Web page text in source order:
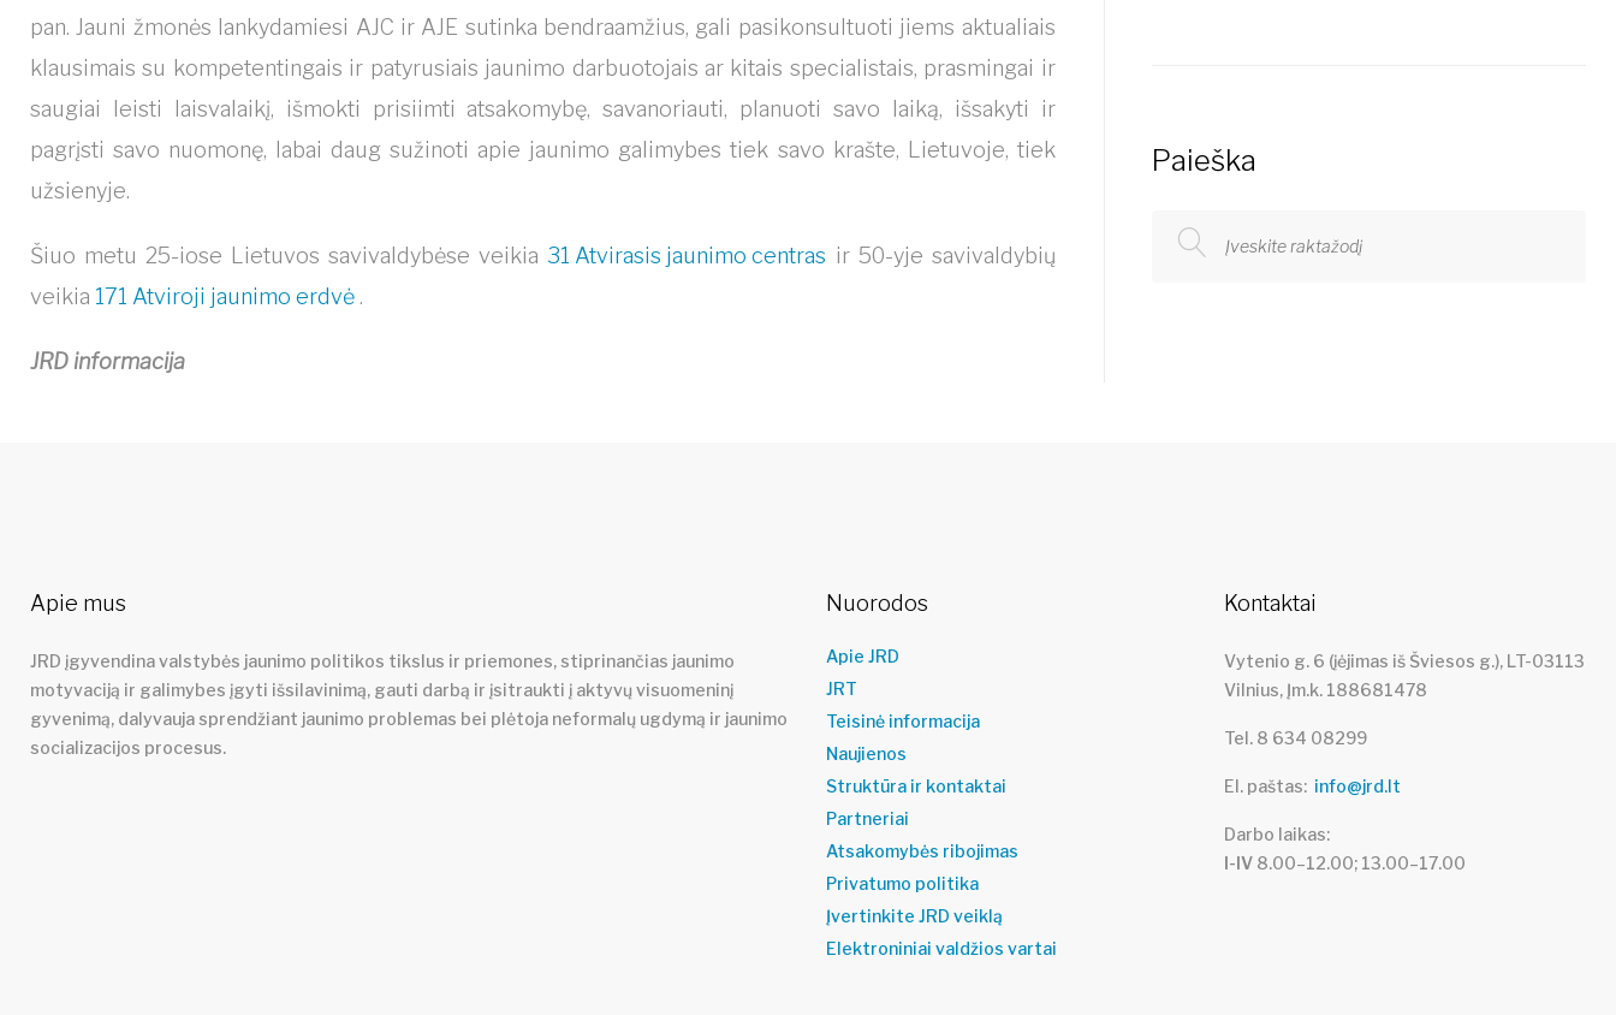
pan. Jauni žmonės lankydamiesi AJC ir AJE sutinka bendraamžius, gali pasikonsultuoti jiems aktualiais
klausimais su kompetentingais ir patyrusiais jaunimo darbuotojais ar kitais specialistais, prasmingai ir
saugiai leisti laisvalaikį, išmokti prisiimti atsakomybę, savanoriauti, planuoti savo laiką, išsakyti ir
pagrįsti savo nuomonę, labai daug sužinoti apie jaunimo galimybes tiek savo krašte, Lietuvoje, tiek
užsienyje.
Šiuo metu 25-iose Lietuvos savivaldybėse veikia 31 Atvirasis jaunimo centras ir 50-yje savivaldybių
veikia 171 Atviroji jaunimo erdvė .
JRD informacija
Paieška
Apie mus
JRD įgyvendina valstybės jaunimo politikos tikslus ir priemones, stiprinančias jaunimo
motyvaciją ir galimybes įgyti išsilavinimą, gauti darbą ir įsitraukti į aktyvų visuomeninį
gyvenimą, dalyvauja sprendžiant jaunimo problemas bei plėtoja neformalų ugdymą ir jaunimo
socializacijos procesus.
Nuorodos
Apie JRD
JRT
Teisinė informacija
Naujienos
Struktūra ir kontaktai
Partneriai
Atsakomybės ribojimas
Privatumo politika
Įvertinkite JRD veiklą
Elektroniniai valdžios vartai
Kontaktai
Vytenio g. 6 (įėjimas iš Šviesos g.), LT-03113
Vilnius, Įm.k. 188681478
Tel. 8 634 08299
El. paštas info@jrd.lt
Darbo laikas
I-IV 8.00–12.00; 13.00–17.00